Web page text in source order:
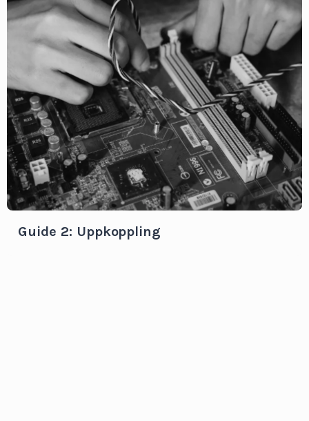
Guide 2: Uppkoppling